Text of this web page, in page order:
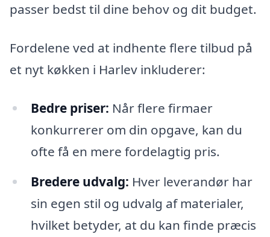
passer bedst til dine behov og dit budget.
Fordelene ved at indhente flere tilbud på
et nyt køkken i Harlev inkluderer:
Bedre priser: Når flere firmaer
konkurrerer om din opgave, kan du
ofte få en mere fordelagtig pris.
Bredere udvalg: Hver leverandør har
sin egen stil og udvalg af materialer,
hvilket betyder, at du kan finde præcis